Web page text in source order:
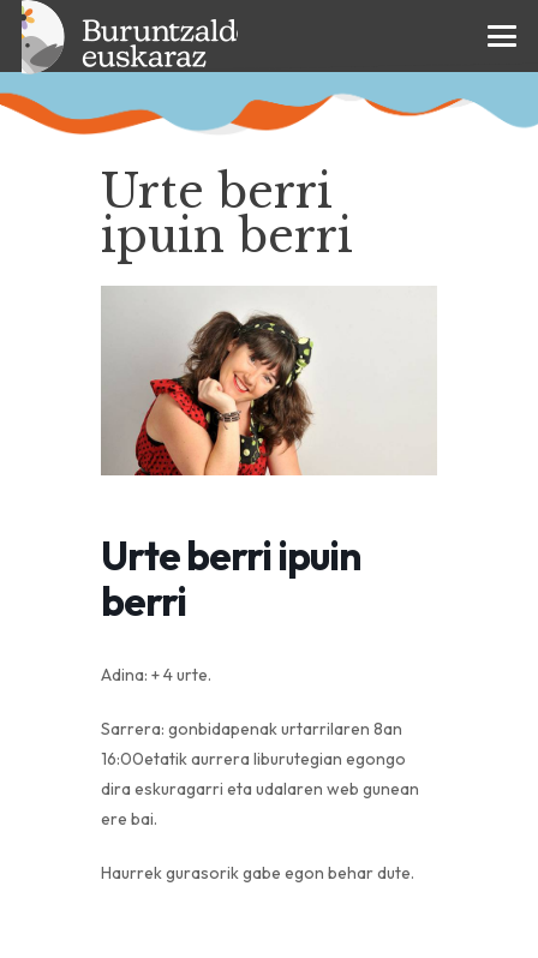
Urte berri
ipuin berri
Urte berri ipuin
berri
Adina: + 4 urte.
Sarrera: gonbidapenak urtarrilaren 8an
16:00etatik aurrera liburutegian egongo
dira eskuragarri eta udalaren web gunean
ere bai.
Haurrek gurasorik gabe egon behar dute.